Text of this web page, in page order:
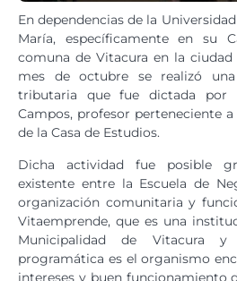
En dependencias de la
María, específicamente en su
comuna de Vitacura en la ciudad
mes de octubre se realizó
tributaria que fue dictada por
Campos, profesor perteneciente
de la Casa de Estudios.
Dicha actividad fue posible
existente entre la Escuela de
organización comunitaria y
Vitaemprende, que es una
Municipalidad de Vitacura
programática es el organismo
intereses y buen funcionamiento